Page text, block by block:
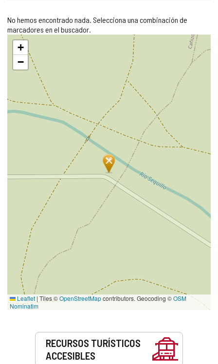
)
No hemos encontrado nada. Selecciona una combinación de
marcadores en el buscador.
Saltar
mapa
+
−
Leaflet | Tiles ©OpenStreetMapcontributors. Geocoding ©OSM
Nominatim
RECURSOS TURÍSTICOS
ACCESIBLES